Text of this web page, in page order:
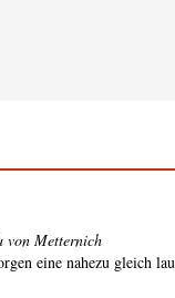
von Metternich
eine nahezu gleich